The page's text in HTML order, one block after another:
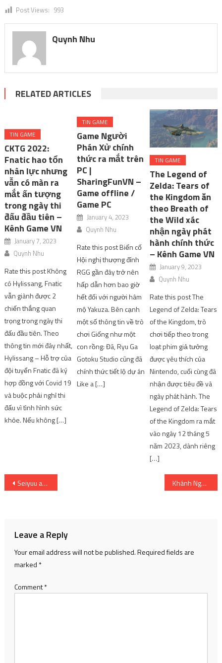
Post Views: 993
Quynh Nhu
RELATED ARTICLES
TIN GAME
CKTG 2022:
Fnatic hao tổn
nhân lực nhưng
vẫn có màn ra
mắt ấn tượng
trong ngày thi
đấu đầu tiên –
Kênh Game VN
January 7, 2023
Quynh Nhu
Rate this post Không
có Hylissang, Fnatic
vẫn giành được 2
chiến thắng quan
trọng trong ngày thi
đấu đầu tiên. Theo
thông tin mới đây nhất,
Hylissang – Hỗ trợ của
đội tuyển Fnatic đã ký
hợp đồng với Covid 19
và buộc phải nghỉ thi
đấu vì tình hình sức
khỏe. Nếu không […]
TIN GAME
Game Người
Phán Xử chính
thức ra mắt trên
PC |
SharingFunVN –
Game offline /
Game PC
January 4, 2023
Quynh Nhu
Rate this post Biến cố
Hội nghị thượng đỉnh
RGG gần đây trở nên
hấp dẫn hơn bao giờ
hết đối với người hâm
mộ Yakuza. Bên cạnh
một số thông tin về trò
chơi Giống như một
con rồng: Đã, Ryu Ga
Gotoku Studio cũng đã
chính thức tiết lộ dự án
Like a […]
TIN GAME
The Legend of
Zelda: Tears of
the Kingdom ăn
theo Breath of
the Wild xác
nhận ngày phát
hành chính thức
– Kênh Game VN
January 9, 2023
Quynh Nhu
Rate this post The
Legend of Zelda: Tears
of the Kingdom, trò
chơi tiếp theo trong
loạt phim giả tưởng
được yêu thích của
Nintendo, cuối cùng đã
nhận được tiêu đề và
ngày phát hành. The
Legend of Zelda: Tears
of the Kingdom ra mắt
vào ngày 12 tháng 5
năm 2023, dành riêng
[…]
Post
Seiyuu anime Chainsaw Man đã lồng tiếng cho những nhân vật nổi tiếng này! | SharingFunVN Khánh Ngọc: Tôi từng nghĩ không khôn ngoan khi tan vỡ hôn nhân và mất giọng.
Leave a Reply
Your email address will not be published.Required fields are
marked *
Comment*